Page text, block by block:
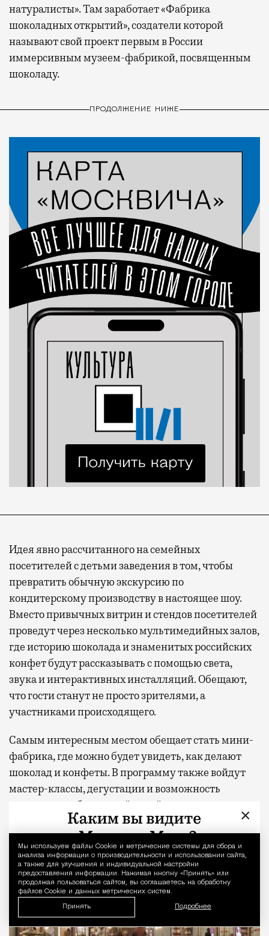
Уведомление
Мы используем файлы Сookie и метрические системы для сбора и
анализа информации о производительности и использовании сайта,
а также для улучшения и индивидуальной настройки
предоставления информации. Нажимая кнопку «Принять» или
продолжая пользоваться сайтом, вы соглашаетесь на обработку
файлов Cookie и данных метрических систем.
Принять Подробнее
натуралисты». Там заработает «Фабрика
шоколадных открытий», создатели которой
называют свой проект первым в России
иммерсивным музеем-фабрикой, посвященным
шоколаду.
ПРОДОЛЖЕНИЕ НИЖЕ
Идея явно рассчитанного на семейных
посетителей с детьми заведения в том, чтобы
превратить обычную экскурсию по
кондитерскому производству в настоящее шоу.
Вместо привычных витрин и стендов посетителей
проведут через несколько мультимедийных залов,
где историю шоколада и знаменитых российских
конфет будут рассказывать с помощью света,
звука и интерактивных инсталляций. Обещают,
что гости станут не просто зрителями, а
участниками происходящего.
Самым интересным местом обещает стать мини-
фабрика, где можно будет увидеть, как делают
шоколад и конфеты. В программу также войдут
мастер-классы, дегустации и возможность
придумать собственный дизайн упаковки для
×